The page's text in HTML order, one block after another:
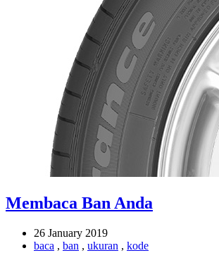
Membaca Ban Anda
26 January 2019
baca , ban , ukuran , kode